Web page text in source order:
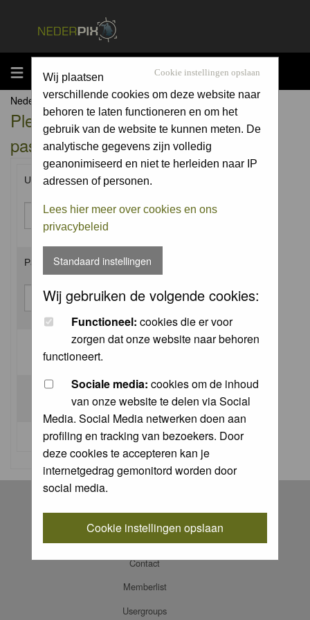
MENU Cookie instellingen opslaan
Wij plaatsen
verschillende cookies om deze website naar
behoren te laten functioneren en om het
gebruik van de website te kunnen meten. De
analytische gegevens zijn volledig
geanonimiseerd en niet te herleiden naar IP
adressen of personen.
Lees hier meer over cookies en ons
privacybeleid
Standaard instellingen
Wij gebruiken de volgende cookies:
Functioneel: cookies die er voor
zorgen dat onze website naar behoren
functioneert.
Sociale media: cookies om de inhoud
van onze website te delen via Social
Media. Social Media netwerken doen aan
profiling en tracking van bezoekers. Door
deze cookies te accepteren kan je
internetgedrag gemonitord worden door
social media.
Cookie instellingen opslaan
Nederpix.nl Forum Index
Please enter your username and
password to log in.
Username:
Password:
Log me on automatically each visit:
I forgot my password
Log in
Contact
Memberlist
Usergroups